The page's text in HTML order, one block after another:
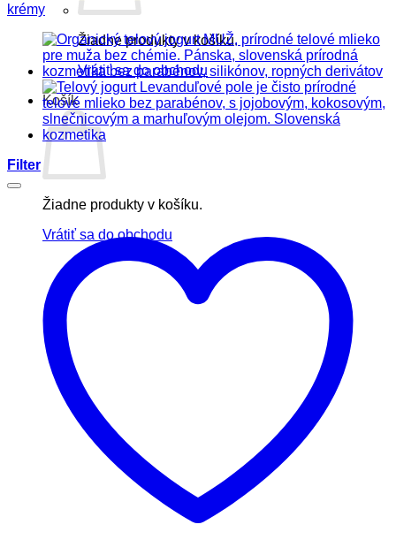
Žiadne produkty v košíku.
Vrátiť sa do obchodu
Košík
Žiadne produkty v košíku.
Vrátiť sa do obchodu
krémy
Filter